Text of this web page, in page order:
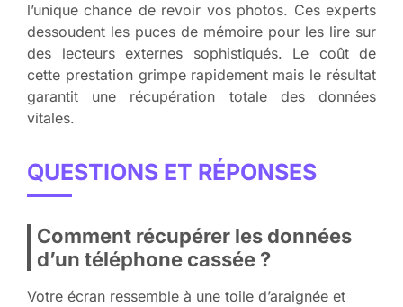
l’unique chance de revoir vos photos. Ces experts
dessoudent les puces de mémoire pour les lire sur
des lecteurs externes sophistiqués. Le coût de
cette prestation grimpe rapidement mais le résultat
garantit une récupération totale des données
vitales.
QUESTIONS ET RÉPONSES
Comment récupérer les données
d’un téléphone cassée ?
Votre écran ressemble à une toile d’araignée et